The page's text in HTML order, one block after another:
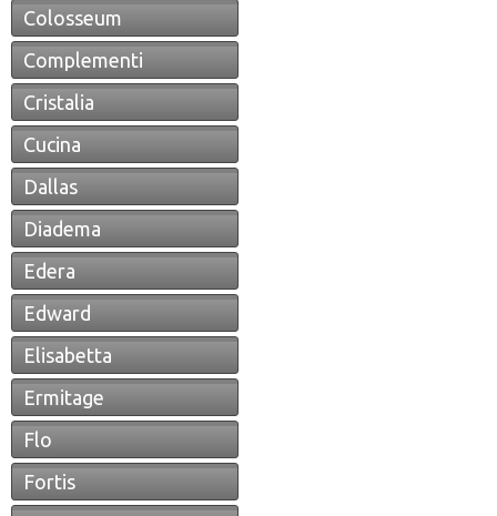
Colosseum
Complementi
Cristalia
Cucina
Dallas
Diadema
Edera
Edward
Elisabetta
Ermitage
Flo
Fortis